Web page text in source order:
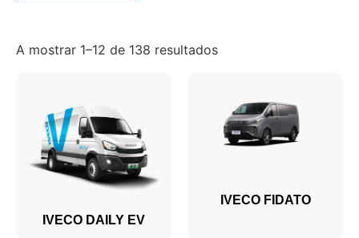
A mostrar 1–12 de 138 resultados
IVECO DAILY EV
IVECO FIDATO